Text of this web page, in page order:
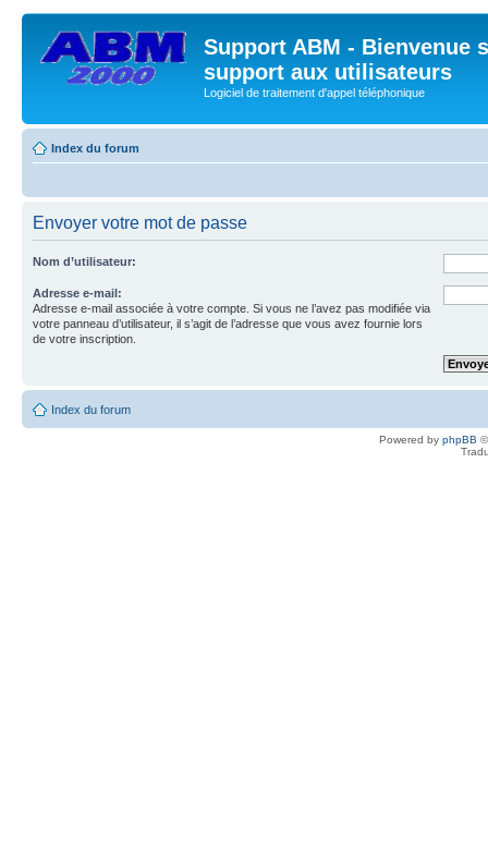
Support ABM - Bienvenue
support aux utilisateurs
Logiciel de traitement d'appel téléphonique
Index du forum
Envoyer votre mot de passe
Nom d’utilisateur:
Adresse e-mail:
Adresse e-mail associée à votre compte. Si vous ne l’avez pas modifiée via
votre panneau d’utilisateur, il s’agit de l’adresse que vous avez fournie lors
de votre inscription.
Index du forum
Powered by phpBB